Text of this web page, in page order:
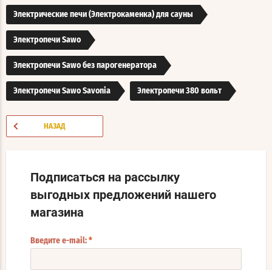
Электрические печи (Электрокаменка) для сауны
Электропечи Sawo
Электропечи Sawo без парогенератора
Электропечи Sawo Savonia Электропечи 380 вольт
НАЗАД
Подписаться на рассылку
выгодных предложений нашего
магазина
Введите e-mail: *